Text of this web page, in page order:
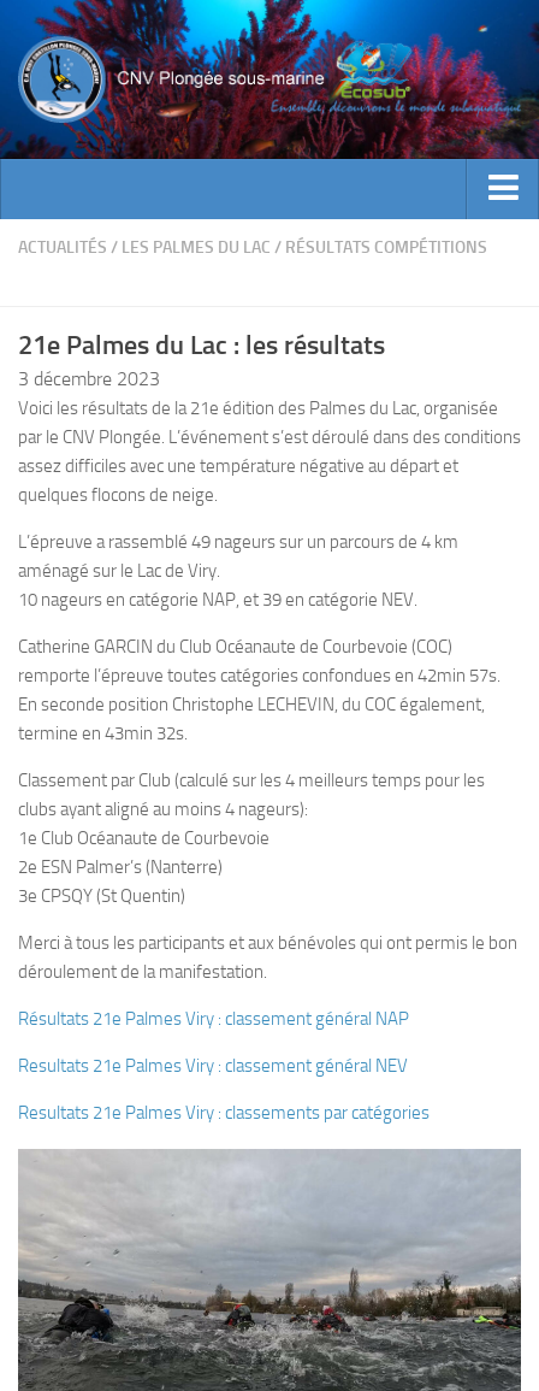
ACTUALITES
INFOS CNV
Bienvenue
Contacts
Documents utiles
Encadrement
Plouf
ECOLE DE PLONGEE
Formations
Jeune plongeur
Plongeur N1
Plongeur N2
Plongeur N3
Guide de palanquée N4
Initiateur
Moniteur Fédéral
Organisation
SORTIES
Sorties 2026
Sorties 2025
Sorties 2024
Sorties 2023
ACTUALITÉS / LES PALMES DU LAC / RÉSULTATS COMPÉTITIONS
21e Palmes du Lac : les résultats
3 décembre 2023
Voici les résultats de la 21e édition des Palmes du Lac, organisée
par le CNV Plongée. L’événement s’est déroulé dans des conditions
assez difficiles avec une température négative au départ et
quelques flocons de neige.
L’épreuve a rassemblé 49 nageurs sur un parcours de 4 km
aménagé sur le Lac de Viry.
10 nageurs en catégorie NAP, et 39 en catégorie NEV.
Catherine GARCIN du Club Océanaute de Courbevoie (COC)
remporte l’épreuve toutes catégories confondues en 42min 57s.
En seconde position Christophe LECHEVIN, du COC également,
termine en 43min 32s.
Classement par Club (calculé sur les 4 meilleurs temps pour les
clubs ayant aligné au moins 4 nageurs):
1e Club Océanaute de Courbevoie
2e ESN Palmer’s (Nanterre)
3e CPSQY (St Quentin)
Merci à tous les participants et aux bénévoles qui ont permis le bon
déroulement de la manifestation.
Résultats 21e Palmes Viry : classement général NAP
Resultats 21e Palmes Viry : classement général NEV
Resultats 21e Palmes Viry : classements par catégories